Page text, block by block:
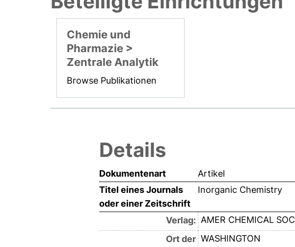
Chemie und
Pharmazie >
Zentrale Analytik
Browse Publikationen
Details
Dokumentenart
Artikel
Titel eines Journals
oder einer Zeitschrift
Inorganic Chemistry
Verlag: AMER CHEMICAL SOC
Ort der WASHINGTON